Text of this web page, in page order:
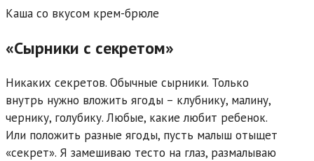
Каша со вкусом крем-брюле
«Сырники с секретом»
Никаких секретов. Обычные сырники. Только
внутрь нужно вложить ягоды – клубнику, малину,
чернику, голубику. Любые, какие любит ребенок.
Или положить разные ягоды, пусть малыш отыщет
«секрет». Я замешиваю тесто на глаз, размалываю